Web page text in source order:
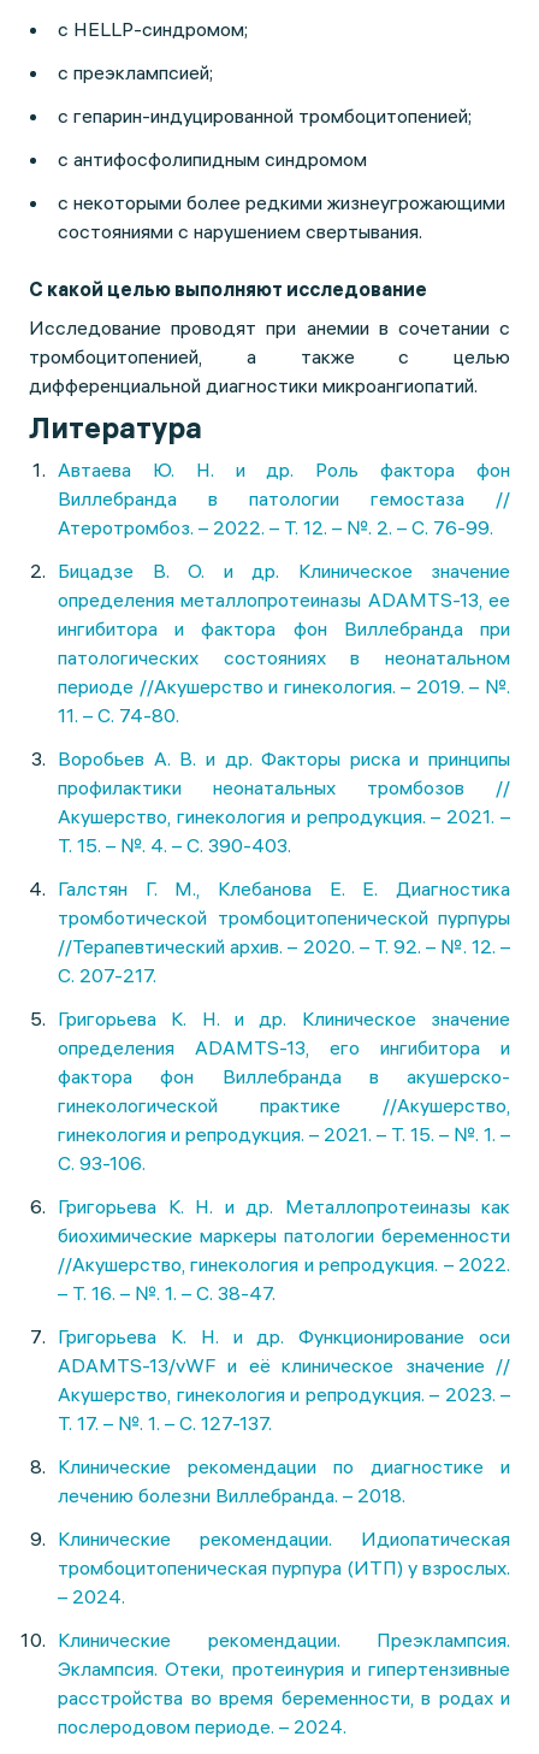
с HELLP-синдромом;
с преэклампсией;
с гепарин-индуцированной тромбоцитопенией;
с антифосфолипидным синдромом
с некоторыми более редкими жизнеугрожающими
состояниями с нарушением свертывания.
С какой целью выполняют исследование
Исследование проводят при анемии в сочетании с
тромбоцитопенией, а также с целью
дифференциальной диагностики микроангиопатий.
Литература
Автаева Ю. Н. и др. Роль фактора фон
Виллебранда в патологии гемостаза //
Атеротромбоз. – 2022. – Т. 12. – №. 2. – С. 76-99.
Бицадзе В. О. и др. Клиническое значение
определения металлопротеиназы ADAMTS-13, ее
ингибитора и фактора фон Виллебранда при
патологических состояниях в неонатальном
периоде //Акушерство и гинекология. – 2019. – №.
11. – С. 74-80.
Воробьев А. В. и др. Факторы риска и принципы
профилактики неонатальных тромбозов //
Акушерство, гинекология и репродукция. – 2021. –
Т. 15. – №. 4. – С. 390-403.
Галстян Г. М., Клебанова Е. Е. Диагностика
тромботической тромбоцитопенической пурпуры
//Терапевтический архив. – 2020. – Т. 92. – №. 12. –
С. 207-217.
Григорьева К. Н. и др. Клиническое значение
определения ADAMTS-13, его ингибитора и
фактора фон Виллебранда в акушерско-
гинекологической практике //Акушерство,
гинекология и репродукция. – 2021. – Т. 15. – №. 1. –
С. 93-106.
Григорьева К. Н. и др. Металлопротеиназы как
биохимические маркеры патологии беременности
//Акушерство, гинекология и репродукция. – 2022.
– Т. 16. – №. 1. – С. 38-47.
Григорьева К. Н. и др. Функционирование оси
ADAMTS-13/vWF и её клиническое значение //
Акушерство, гинекология и репродукция. – 2023. –
Т. 17. – №. 1. – С. 127-137.
Клинические рекомендации по диагностике и
лечению болезни Виллебранда. – 2018.
Клинические рекомендации. Идиопатическая
тромбоцитопеническая пурпура (ИТП) у взрослых.
– 2024.
Клинические рекомендации. Преэклампсия.
Эклампсия. Отеки, протеинурия и гипертензивные
расстройства во время беременности, в родах и
послеродовом периоде. – 2024.